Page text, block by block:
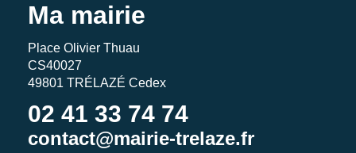
Ma mairie
Place Olivier Thuau
CS40027
49801 TRÉLAZÉ Cedex
02 41 33 74 74
contact@mairie-trelaze.fr